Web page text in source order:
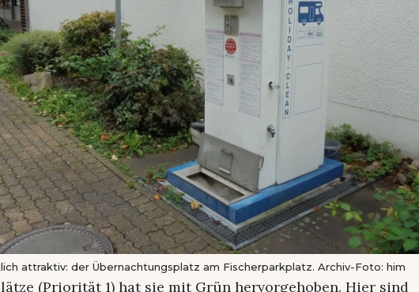
attraktiv: der Übernachtungsplatz am Fischerparkplatz. Archiv-Foto: him
(Priorität 1) hat sie mit Grün hervorgehoben. Hier sind